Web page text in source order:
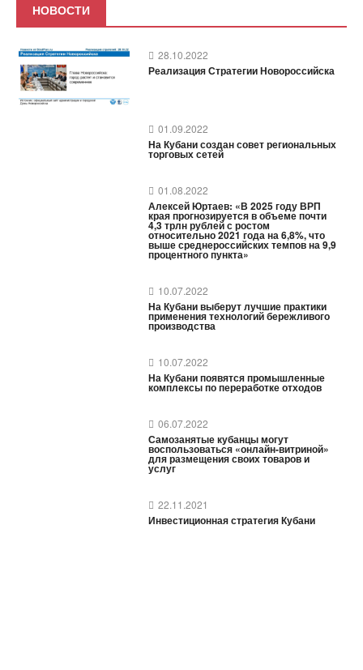
НОВОСТИ
Реализация Стратегии Новороссийска
28.10.2022
На Кубани создан совет региональных
торговых сетей
01.09.2022
Алексей Юртаев: «В 2025 году ВРП
края прогнозируется в объеме почти
4,3 трлн рублей с ростом
относительно 2021 года на 6,8%, что
выше среднероссийских темпов на 9,9
процентного пункта»
01.08.2022
На Кубани выберут лучшие практики
применения технологий бережливого
производства
10.07.2022
На Кубани появятся промышленные
комплексы по переработке отходов
10.07.2022
Самозанятые кубанцы могут
воспользоваться «онлайн-витриной»
для размещения своих товаров и
услуг
06.07.2022
Инвестиционная стратегия Кубани
22.11.2021